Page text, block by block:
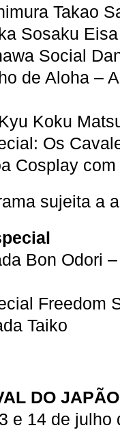
Takao
Sosaku
Social
de Aloha –
Koku
Os
Cosplay
sujeita a
Bon Odori
Freedom
Taiko
DO JAPÃO
e 14 de julho